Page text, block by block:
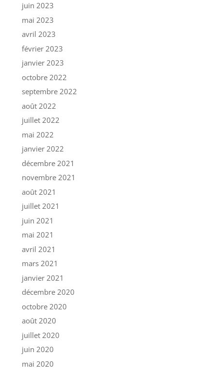
juin 2023
mai 2023
avril 2023
février 2023
janvier 2023
octobre 2022
septembre 2022
août 2022
juillet 2022
mai 2022
janvier 2022
décembre 2021
novembre 2021
août 2021
juillet 2021
juin 2021
mai 2021
avril 2021
mars 2021
janvier 2021
décembre 2020
octobre 2020
août 2020
juillet 2020
juin 2020
mai 2020